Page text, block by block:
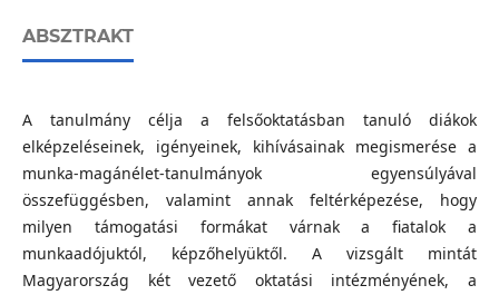
ABSZTRAKT
A tanulmány célja a felsőoktatásban tanuló diákok
elképzeléseinek, igényeinek, kihívásainak megismerése a
munka-magánélet-tanulmányok egyensúlyával
összefüggésben, valamint annak feltérképezése, hogy
milyen támogatási formákat várnak a fiatalok a
munkaadójuktól, képzőhelyüktől. A vizsgált mintát
Magyarország két vezető oktatási intézményének, a